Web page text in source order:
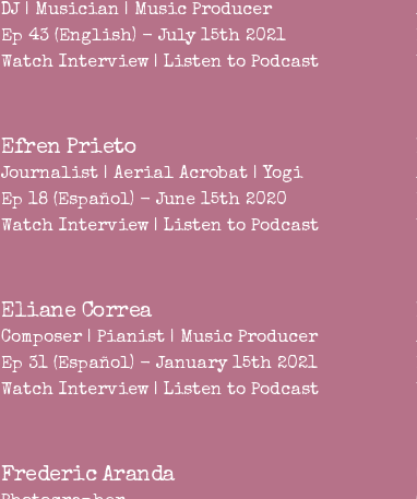
DJ | Musician | Music Producer
Ep 43 (English) - July 15th 2021
Watch Interview | Listen to Podcast
Efren Prieto
Journalist | Aerial Acrobat | Yogi
Ep 18 (Español) - June 15th 2020
Watch Interview | Listen to Podcast
Eliane Correa
Composer | Pianist | Music Producer
Ep 31 (Español) - January 15th 2021
Watch Interview | Listen to Podcast
Frederic Aranda